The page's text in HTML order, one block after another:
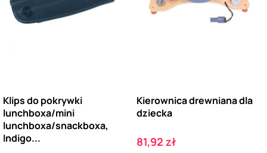
Klips do pokrywki
lunchboxa/mini
lunchboxa/snackboxa,
Indigo...
Kierownica drewniana dla
dziecka
Cena
81,92 zł